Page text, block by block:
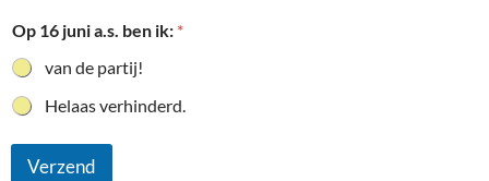
Op 16 juni a.s. ben ik: *
van de partij!
Helaas verhinderd.
Verzend